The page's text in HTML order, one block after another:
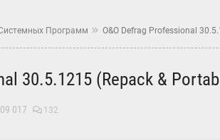
Программ O&O Defrag Professional
30.5.1215 (Repack &
017 132